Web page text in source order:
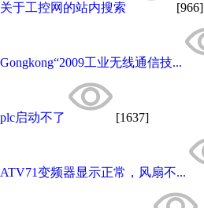
关于工控网的站内搜索 [966]
Gongkong“2009工业无线通信技...
plc启动不了 [1637]
ATV71变频器显示正常，风扇不...